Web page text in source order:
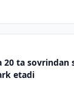
ta sovrindan
etadi